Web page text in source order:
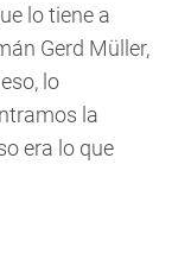
lo tiene a
Gerd Müller,
lo
la
era lo que